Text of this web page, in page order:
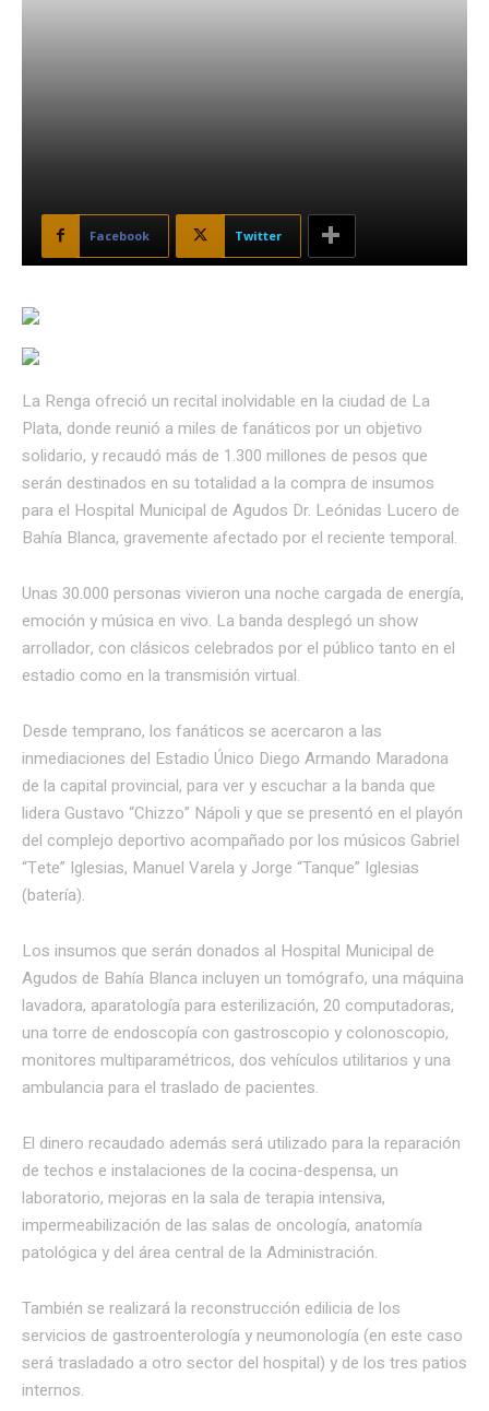
Facebook Twitter
La Renga ofreció un recital inolvidable en la ciudad de La
Plata, donde reunió a miles de fanáticos por un objetivo
solidario, y recaudó más de 1.300 millones de pesos que
serán destinados en su totalidad a la compra de insumos
para el Hospital Municipal de Agudos Dr. Leónidas Lucero de
Bahía Blanca, gravemente afectado por el reciente temporal.
Unas 30.000 personas vivieron una noche cargada de energía,
emoción y música en vivo. La banda desplegó un show
arrollador, con clásicos celebrados por el público tanto en el
estadio como en la transmisión virtual.
Desde temprano, los fanáticos se acercaron a las
inmediaciones del Estadio Único Diego Armando Maradona
de la capital provincial, para ver y escuchar a la banda que
lidera Gustavo “Chizzo” Nápoli y que se presentó en el playón
del complejo deportivo acompañado por los músicos Gabriel
“Tete” Iglesias, Manuel Varela y Jorge “Tanque” Iglesias
(batería).
Los insumos que serán donados al Hospital Municipal de
Agudos de Bahía Blanca incluyen un tomógrafo, una máquina
lavadora, aparatología para esterilización, 20 computadoras,
una torre de endoscopía con gastroscopio y colonoscopio,
monitores multiparamétricos, dos vehículos utilitarios y una
ambulancia para el traslado de pacientes.
El dinero recaudado además será utilizado para la reparación
de techos e instalaciones de la cocina-despensa, un
laboratorio, mejoras en la sala de terapia intensiva,
impermeabilización de las salas de oncología, anatomía
patológica y del área central de la Administración.
También se realizará la reconstrucción edilicia de los
servicios de gastroenterología y neumonología (en este caso
será trasladado a otro sector del hospital) y de los tres patios
internos.